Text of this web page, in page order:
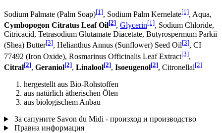
Sodium Palmate (Palm Soap)[1], Sodium Palm Kernelate[1], Aqua,
Cymbopogon Citratus Leaf Oil[2], Glycerin[1], Sodium Chloride,
Citricacid, Tetrasodium Glutamate Diacetate, Butyrospermum Parkii
(Shea) Butter[3], Helianthus Annus (Sunflower) Seed Oil[3], CI
77492 (Iron Oxide), Rosmarinus Officinalis Leaf Extract[3],
Citral[2], Geraniol[2], Linalool[2], Isoeugenol[2], Citronellal[2]
hergestellt aus Bio-Rohstoffen
aus natürlich ätherischen Ölen
aus biologischem Anbau
За сапуните Savon du Midi - произход и производство
Правна информация